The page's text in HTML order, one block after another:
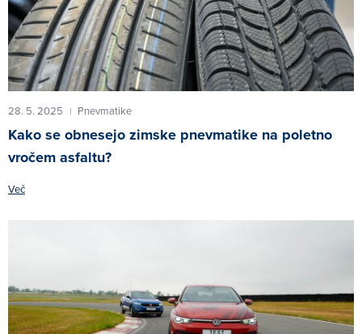
28. 5. 2025 | Pnevmatike
Kako se obnesejo zimske pnevmatike na poletno
vročem asfaltu?
Več